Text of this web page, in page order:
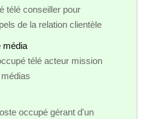
télé conseiller pour
de la relation clientèle
média
télé acteur mission
occupé gérant d'un